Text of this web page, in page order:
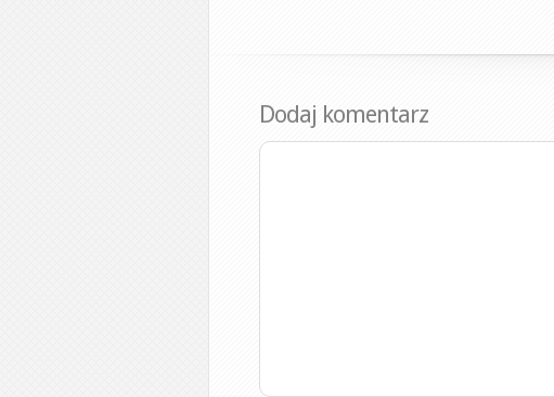
Dodaj komentarz